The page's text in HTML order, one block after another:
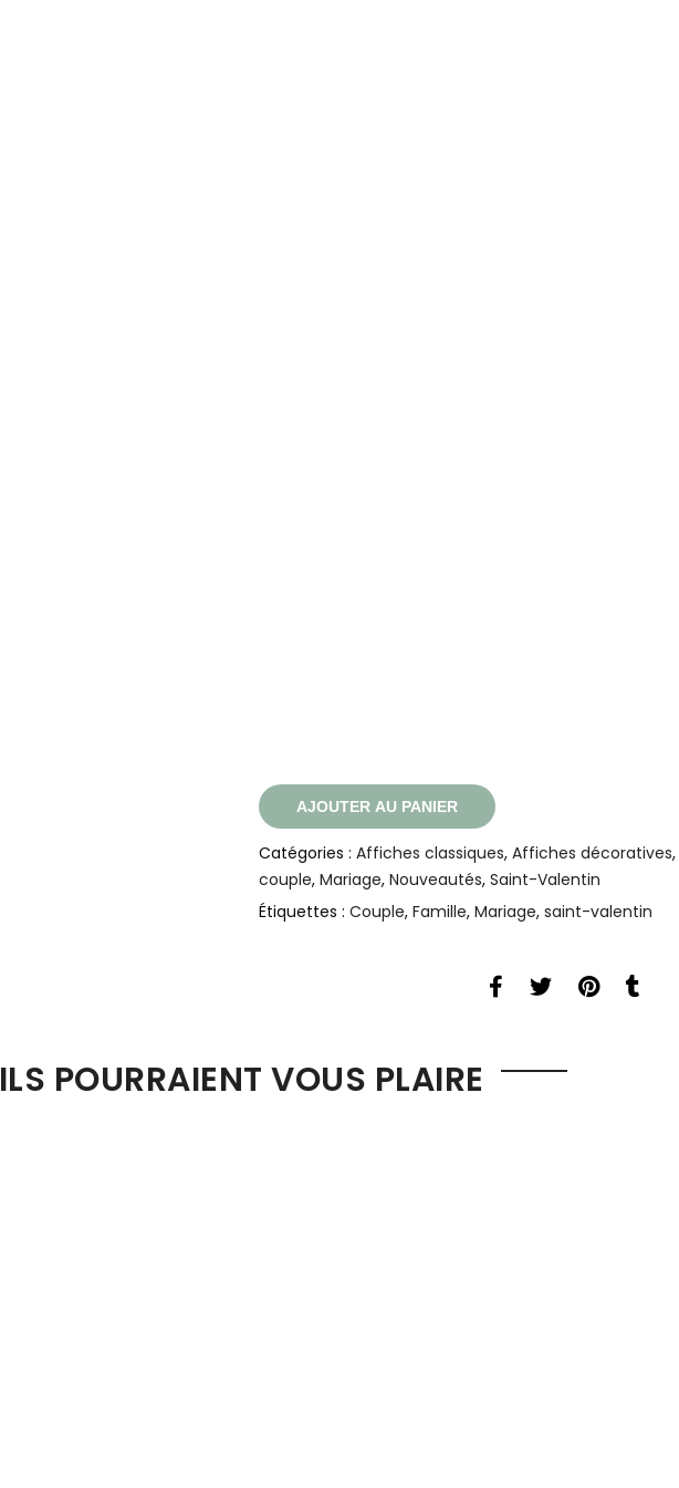
AJOUTER AU PANIER
Catégories : Affiches classiques, Affiches décoratives,
couple, Mariage, Nouveautés, Saint-Valentin
Étiquettes : Couple, Famille, Mariage, saint-valentin
ILS POURRAIENT VOUS PLAIRE